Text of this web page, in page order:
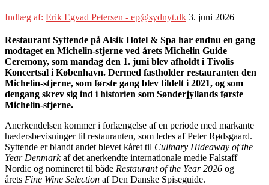
Indlæg af: Erik Egvad Petersen - ep@sydnyt.dk 3. juni 2026
Restaurant Syttende på Alsik Hotel & Spa har endnu en gang
modtaget en Michelin-stjerne ved årets Michelin Guide
Ceremony, som mandag den 1. juni blev afholdt i Tivolis
Koncertsal i København. Dermed fastholder restauranten den
Michelin-stjerne, som første gang blev tildelt i 2021, og som
dengang skrev sig ind i historien som Sønderjyllands første
Michelin-stjerne.
Anerkendelsen kommer i forlængelse af en periode med markante
hædersbevisninger til restauranten, som ledes af Peter Rødsgaard.
Syttende er blandt andet blevet kåret til Culinary Hideaway of the
Year Denmarkaf det anerkendte internationale medie Falstaff
Nordic og nomineret til både Restaurant of the Year 2026 og
årets Fine Wine Selection af Den Danske Spiseguide.